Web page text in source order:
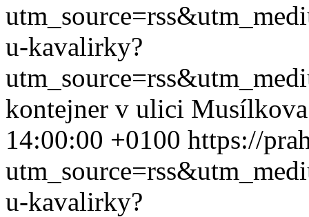
u-kavalirky?
kontejner v ulici
14:00:00 +0100 https://
u-kavalirky?